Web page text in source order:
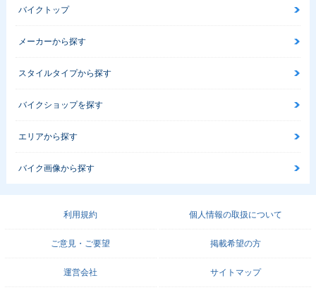
バイクトップ
メーカーから探す
スタイルタイプから探す
バイクショップを探す
エリアから探す
バイク画像から探す
利用規約 個人情報の取扱について
ご意見・ご要望 掲載希望の方
運営会社 サイトマップ